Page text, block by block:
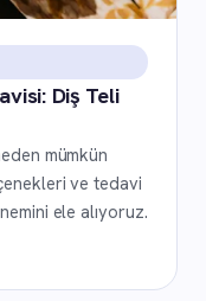
Diş Teli
mümkün
ve tedavi
ele alıyoruz.